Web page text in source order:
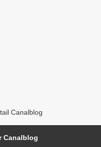
Canalblog
Canalblog